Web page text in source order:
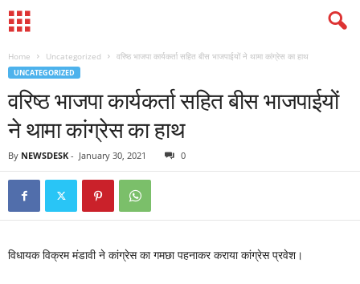
Home Uncategorized वरिष्ठ भाजपा कार्यकर्ता सहित बीस भाजपाईयों ने थामा कांग्रेस का हाथ
UNCATEGORIZED
वरिष्ठ भाजपा कार्यकर्ता सहित बीस भाजपाईयों
ने थामा कांग्रेस का हाथ
By NEWSDESK - January 30, 2021 0
विधायक विक्रम मंडावी ने कांग्रेस का गमछा पहनाकर कराया कांग्रेस प्रवेश।